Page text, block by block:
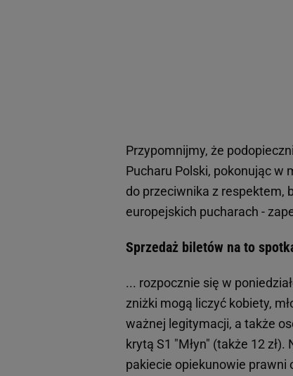
Przypomnijmy, że
Pucharu Polski, pokonując w
do przeciwnika z respektem,
europejskich pucharach -
Sprzedaż biletów na to
... rozpocznie się w
zniżki mogą liczyć kobiety,
ważnej legitymacji, a także
krytą S1 "Młyn" (także 12
pakiecie opiekunowie prawni